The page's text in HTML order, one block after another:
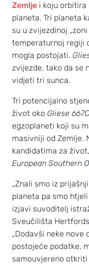
Zemlje i koju orbitira
planeta. Tri planeta
su u zvijezdinoj
temperaturnoj regiji
mogla postojati.
zvijezde, tako da se
vidjeti tri sunca.
Tri potencijalno
život oko Gliese 667C
egzoplaneti koji su
masivniji od Zemlje.
kandidatima za
European Southern
„Znali smo iz
planeta pa smo
izjavi suvoditelj
Sveučilišta
„Dodavši neke nove
postojeće podatke,
samouvjereno